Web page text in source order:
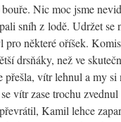
Nic moc jsme
sníh z lodě. Udržet se
některé oříšek.
drsňáky, než ve
vítr lehnul a my
vítr zase trochu
Kamil lehce